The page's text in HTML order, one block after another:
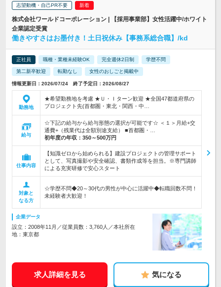
志望動機・自己PR不要
株式会社ワールドコーポレーション | 【採用事業部】女性活躍中/ホワイト
企業認定受賞
働きやすさはお墨付き！土日祝休み【事務系総合職】/kd
正社員 職種・業種未経験OK 完全週休2日制 学歴不問
第二新卒歓迎 転勤なし 女性のおしごと掲載中
情報更新日：2026/07/24 終了予定日：2026/08/27
勤務地
★希望勤務地を考慮 ★Ｕ・Ｉターン歓迎 ★全国47都道府県の
プロジェクト先(首都圏・東北・関西・中…
給与
☆下記の給与から給与形態の選択が可能です☆ ＜１＞月給+交
通費+（残業代は全額別途支給） ■首都圏・…
初年度の年収： 350～500万円
仕事内容
【知識ゼロから始められる】建設プロジェクトの管理サポート
として、写真撮影や安全確認、書類作成等を担当。※専門講師
による充実研修で安心スタート
対象と
なる方
☆学歴不問◆20～30代の男性が中心に活躍中◆転職回数不問！
未経験者大歓迎！
企業データ
設立：2008年11月／従業員数：3,760人／本社所在
地：東京都
求人詳細を見る 気になる